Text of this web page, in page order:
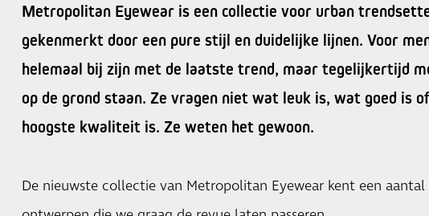
Metropolitan Eyewear is een collectie voor urban
gekenmerkt door een pure stijl en duidelijke lijnen. Voor
helemaal bij zijn met de laatste trend, maar tegelijkertijd
op de grond staan. Ze vragen niet wat leuk is, wat goed is
hoogste kwaliteit is. Ze weten het gewoon.
De nieuwste collectie van Metropolitan Eyewear kent een aantal